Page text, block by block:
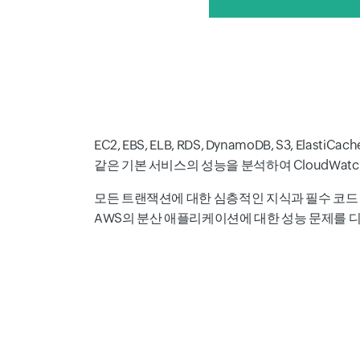
EC2, EBS, ELB, RDS, DynamoDB, S3,
같은 기본 서비스의 성능을 분석하여
모든 트랜잭션에 대한 심층적인 지식과 필수 코
AWS의 분산 애플리케이션에 대한 성능 문제를